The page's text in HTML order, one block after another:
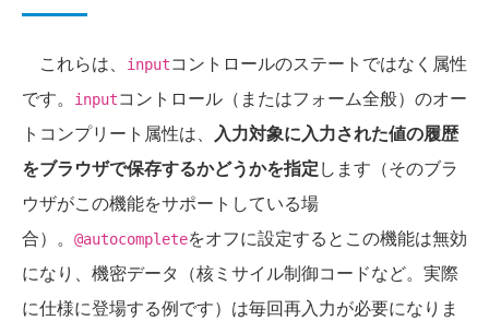
これらは、 inputコントロールのステートではなく属性
です。
inputコントロール（またはフォーム全般）のオー
トコンプリート属性は、 入力対象に入力された値の履歴
をブラウザで保存するかどうかを指定します（そのブラ
ウザがこの機能をサポートしている場
合）。
@autocompleteをオフに設定するとこの機能は無効
になり、機密データ（核ミサイル制御コードなど。実際
に仕様に登場する例です）は毎回再入力が必要になりま